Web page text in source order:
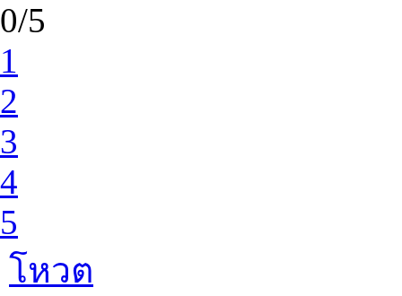
0/5
1
2
3
4
5
โหวต